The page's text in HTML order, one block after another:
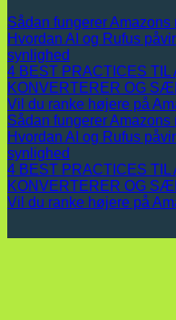
Sådan fungerer
Hvordan AI og Rufus
synlighed
4 BEST PRACTICES TIL
KONVERTERER OG
Vil du ranke højere på
Sådan fungerer
Hvordan AI og Rufus
synlighed
4 BEST PRACTICES TIL
KONVERTERER OG
Vil du ranke højere på